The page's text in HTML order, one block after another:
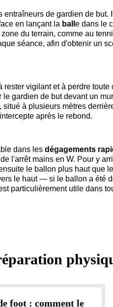
entraîneurs de gardien de
en lançant la ball e dans le
du terrain, comme au
séance, afin d'obtenir un
vigilant et à perdre
gardien de but devant un
à plusieurs mètres
après le rebond.
dans les dégagements
l'arrêt mains en W. Pour y
le ballon plus haut que
le haut — si le ballon a été
particulièrement utile dans
foot : comment le